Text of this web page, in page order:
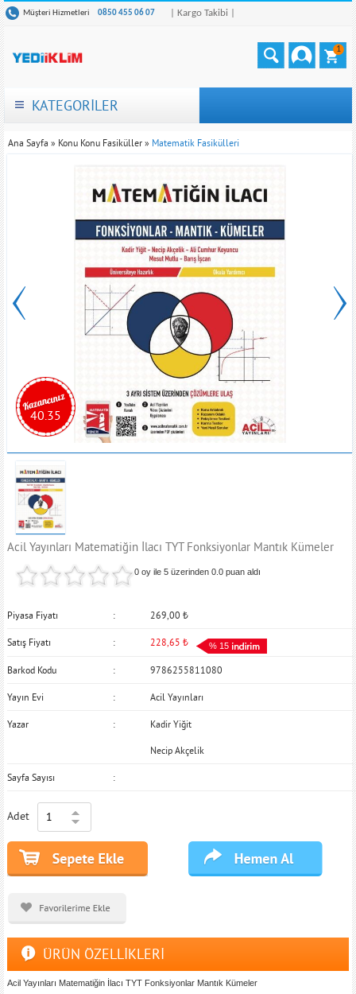
Müşteri Hizmetleri 0850 455 06 07 | Kargo Takibi |
1
KATEGORİLER
Ana Sayfa » Konu Konu Fasiküller » Matematik Fasikülleri
40.35
Acil Yayınları Matematiğin İlacı TYT Fonksiyonlar Mantık Kümeler
0 oy ile 5 üzerinden0.0 puan aldı
Piyasa Fiyatı 269,00 ₺
Satış Fiyatı 228,65 ₺ % 15
Barkod Kodu 9786255811080
Yayın Evi Acil Yayınları
Yazar Kadir Yiğit
Necip Akçelik
Sayfa Sayısı
Adet
ÜRÜN ÖZELLİKLERİ
Acil Yayınları Matematiğin İlacı TYT Fonksiyonlar Mantık Kümeler